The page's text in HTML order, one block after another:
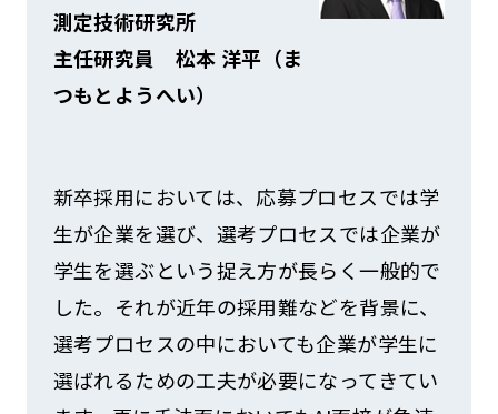
測定技術研究所
主任研究員 松本 洋平（ま
つもとようへい）
新卒採用においては、応募プロセスでは学
生が企業を選び、選考プロセスでは企業が
学生を選ぶという捉え方が長らく一般的で
した。それが近年の採用難などを背景に、
選考プロセスの中においても企業が学生に
選ばれるための工夫が必要になってきてい